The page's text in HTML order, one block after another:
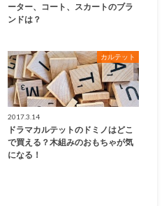
ーター、コート、スカートのブラ
ンドは？
カルテット
2017.3.14
ドラマカルテットのドミノはどこ
で買える？木組みのおもちゃが気
になる！